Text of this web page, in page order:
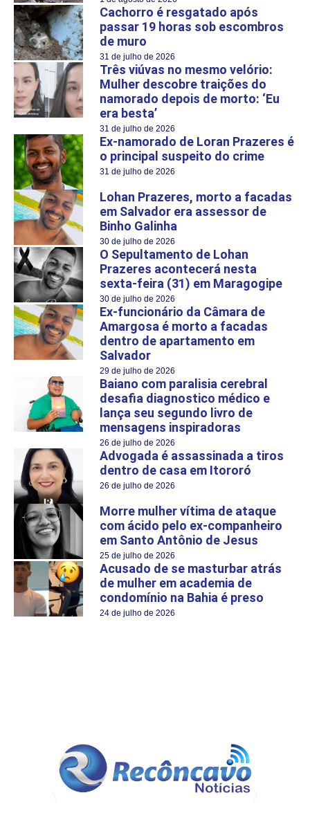
Cachorro é resgatado após
passar 19 horas sob escombros
de muro
31 de julho de 2026
Três viúvas no mesmo velório:
Mulher descobre traições do
namorado depois de morto: ‘Eu
era besta’
31 de julho de 2026
Ex-namorado de Loran Prazeres é
o principal suspeito do crime
31 de julho de 2026
Lohan Prazeres, morto a facadas
em Salvador era assessor de
Binho Galinha
30 de julho de 2026
O Sepultamento de Lohan
Prazeres acontecerá nesta
sexta-feira (31) em Maragogipe
30 de julho de 2026
Ex-funcionário da Câmara de
Amargosa é morto a facadas
dentro de apartamento em
Salvador
29 de julho de 2026
Baiano com paralisia cerebral
desafia diagnostico médico e
lança seu segundo livro de
mensagens inspiradoras
26 de julho de 2026
Advogada é assassinada a tiros
dentro de casa em Itororó
26 de julho de 2026
Morre mulher vítima de ataque
com ácido pelo ex-companheiro
em Santo Antônio de Jesus
25 de julho de 2026
Acusado de se masturbar atrás
de mulher em academia de
condomínio na Bahia é preso
24 de julho de 2026